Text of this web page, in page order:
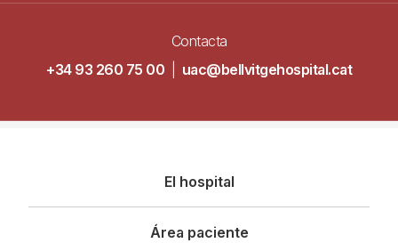
Contacta
+34 93 260 75 00
uac@bellvitgehospital.cat
principal
El hospital
Área paciente